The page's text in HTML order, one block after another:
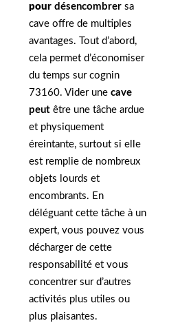
pour désencombrer sa
cave offre de multiples
avantages. Tout d’abord,
cela permet d’économiser
du temps sur cognin
73160. Vider une cave
peut être une tâche ardue
et physiquement
éreintante, surtout si elle
est remplie de nombreux
objets lourds et
encombrants. En
déléguant cette tâche à un
expert, vous pouvez vous
décharger de cette
responsabilité et vous
concentrer sur d’autres
activités plus utiles ou
plus plaisantes.